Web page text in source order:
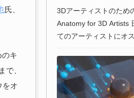
氏、
キ
で、
をオ
3Dアーティストのため
Anatomy for 3D Artists
てのアーティストにオ
開始！